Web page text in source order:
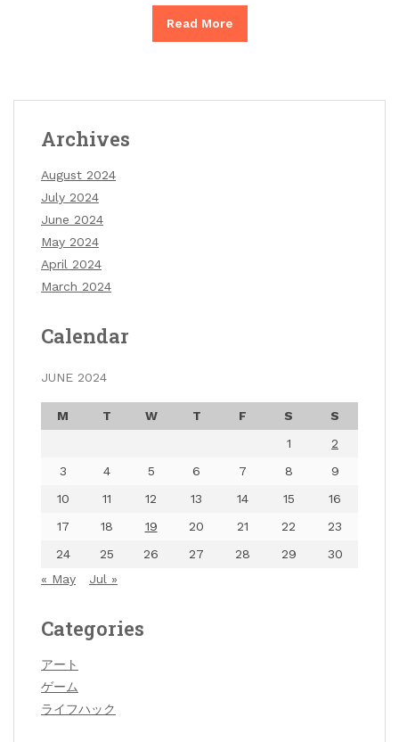
Read More
Archives
August 2024
July 2024
June 2024
May 2024
April 2024
March 2024
Calendar
JUNE 2024
M T W T F S
S
1
2
3
4 5 6 7 8
9
10
11 12 13 14 15
16
17
18 19 20 21 22
23
24
25 26 27 28 29
30
« May
Jul »
Categories
アート
ゲーム
ライフハック